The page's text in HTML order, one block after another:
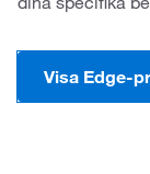
Visa Edge-